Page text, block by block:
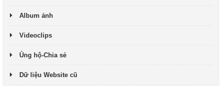
Album ảnh
Videoclips
Ủng hộ-Chia sẻ
Dữ liệu Website cũ